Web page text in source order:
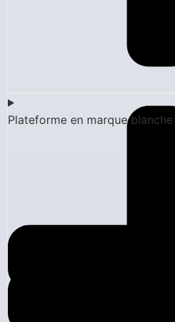
Plateforme en marque blanche